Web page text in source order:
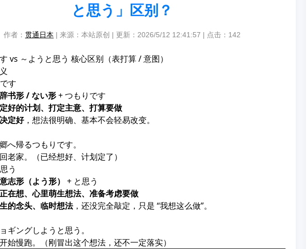
と思う」区别？
作者： 贯通日本 | 来源：本站原创 | 更新：2026/5/12 12:41:57 | 点击： 142
vs ～ようと思う 核心区别（表打算 / 意图）
す
辞书形 / ない形+ つもりです
好的计划、打定主意、打算要做
定好，想法很明确、基本不会轻易改变。
へ帰るつもりです。
老家。（已经想好、计划定了）
う
意志形（よう形） + と思う
在想、心里萌生想法、准备考虑要做
的念头、临时想法，还没完全敲定，只是 “我想这么做”。
ギングしようと思う。
始慢跑。（刚冒出这个想法，还不一定落实）